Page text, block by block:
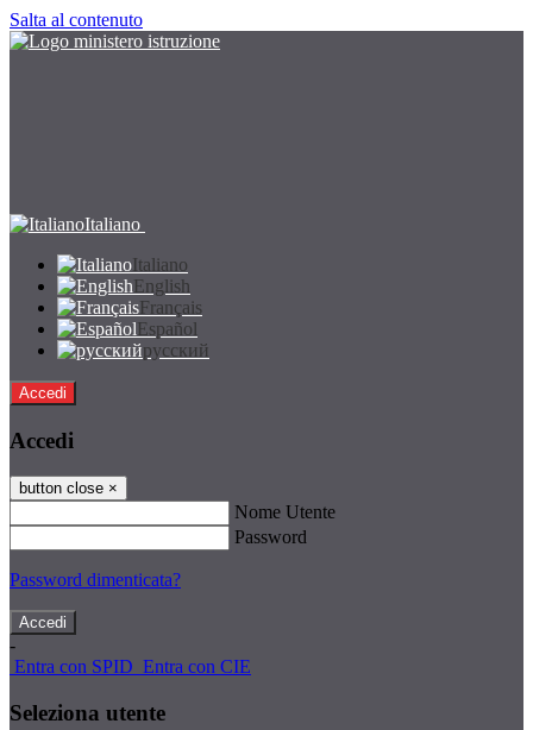
Salta al contenuto
Italiano
Italiano
English
Français
Español
русский
Accedi
Accedi
button close ×
Nome Utente
Password
Password dimenticata?
-
Entra con SPID Entra con CIE
Seleziona utente